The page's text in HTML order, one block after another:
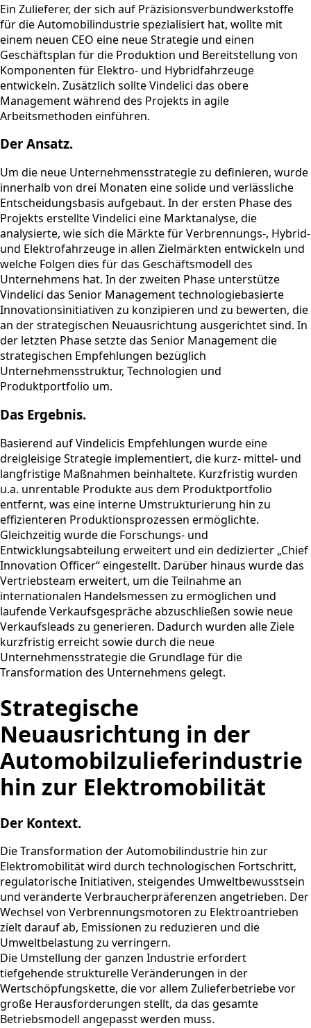
Ein Zulieferer, der sich auf Präzisionsverbundwerkstoffe
für die Automobilindustrie spezialisiert hat, wollte mit
einem neuen CEO eine neue Strategie und einen
Geschäftsplan für die Produktion und Bereitstellung von
Komponenten für Elektro- und Hybridfahrzeuge
entwickeln. Zusätzlich sollte Vindelici das obere
Management während des Projekts in agile
Arbeitsmethoden einführen.
Der Ansatz.
Um die neue Unternehmensstrategie zu definieren, wurde
innerhalb von drei Monaten eine solide und verlässliche
Entscheidungsbasis aufgebaut. In der ersten Phase des
Projekts erstellte Vindelici eine Marktanalyse, die
analysierte, wie sich die Märkte für Verbrennungs-, Hybrid-
und Elektrofahrzeuge in allen Zielmärkten entwickeln und
welche Folgen dies für das Geschäftsmodell des
Unternehmens hat. In der zweiten Phase unterstütze
Vindelici das Senior Management technologiebasierte
Innovationsinitiativen zu konzipieren und zu bewerten, die
an der strategischen Neuausrichtung ausgerichtet sind. In
der letzten Phase setzte das Senior Management die
strategischen Empfehlungen bezüglich
Unternehmensstruktur, Technologien und
Produktportfolio um.
Das Ergebnis.
Basierend auf Vindelicis Empfehlungen wurde eine
dreigleisige Strategie implementiert, die kurz- mittel- und
langfristige Maßnahmen beinhaltete. Kurzfristig wurden
u.a. unrentable Produkte aus dem Produktportfolio
entfernt, was eine interne Umstrukturierung hin zu
effizienteren Produktionsprozessen ermöglichte.
Gleichzeitig wurde die Forschungs- und
Entwicklungsabteilung erweitert und ein dedizierter „Chief
Innovation Officer“ eingestellt. Darüber hinaus wurde das
Vertriebsteam erweitert, um die Teilnahme an
internationalen Handelsmessen zu ermöglichen und
laufende Verkaufsgespräche abzuschließen sowie neue
Verkaufsleads zu generieren. Dadurch wurden alle Ziele
kurzfristig erreicht sowie durch die neue
Unternehmensstrategie die Grundlage für die
Transformation des Unternehmens gelegt.
Strategische
Neuausrichtung in der
Automobilzulieferindustrie
hin zur Elektromobilität
Der Kontext.
Die Transformation der Automobilindustrie hin zur
Elektromobilität wird durch technologischen Fortschritt,
regulatorische Initiativen, steigendes Umweltbewusstsein
und veränderte Verbraucherpräferenzen angetrieben. Der
Wechsel von Verbrennungsmotoren zu Elektroantrieben
zielt darauf ab, Emissionen zu reduzieren und die
Umweltbelastung zu verringern.
Die Umstellung der ganzen Industrie erfordert
tiefgehende strukturelle Veränderungen in der
Wertschöpfungskette, die vor allem Zulieferbetriebe vor
große Herausforderungen stellt, da das gesamte
Betriebsmodell angepasst werden muss.